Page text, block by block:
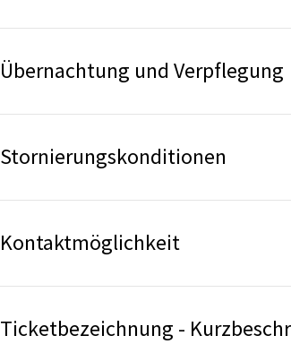
Übernachtung und Verpflegung
Stornierungskonditionen
Kontaktmöglichkeit
Ticketbezeichnung -